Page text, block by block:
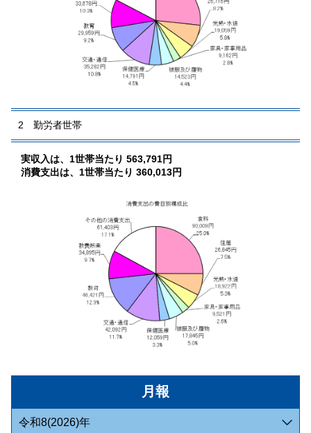
月報
令和8(2026)年
2 勤労者世帯
実収入は、1世帯当たり 563,791円
消費支出は、1世帯当たり 360,013円